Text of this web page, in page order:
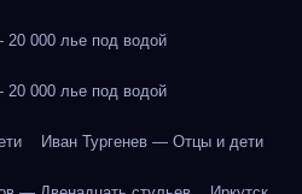
000 лье под водой
000 лье под водой
Иван Тургенев — Отцы и дети